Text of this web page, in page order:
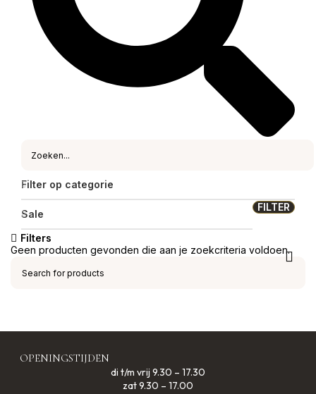
Filter op categorie
Sale
FILTER
Filters
Geen producten gevonden die aan je zoekcriteria voldoen.
OPENINGSTIJDEN
di t/m vrij 9.30 – 17.30
zat 9.30 – 17.00